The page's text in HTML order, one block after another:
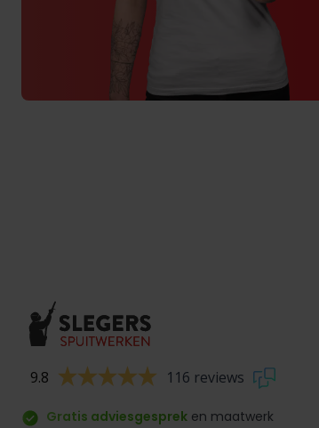
9.8 116 reviews
Gratis adviesgesprek en maatwerk